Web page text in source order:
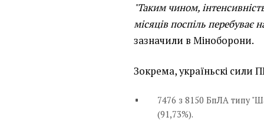
"Таким чином,
місяців поспіль перебуває
зазначили в Міноборони.
Зокрема, україньскі сили
7476 з 8150 БпЛА типу
(91,73%).